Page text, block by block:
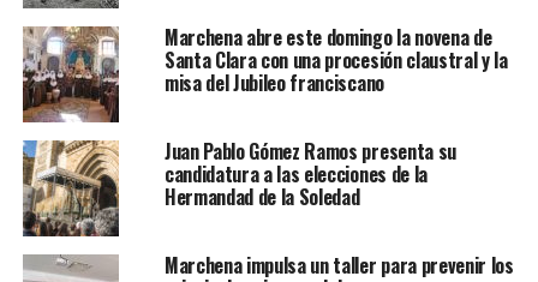
Marchena abre este domingo la novena de
Santa Clara con una procesión claustral y la
misa del Jubileo franciscano
Juan Pablo Gómez Ramos presenta su
candidatura a las elecciones de la
Hermandad de la Soledad
Marchena impulsa un taller para prevenir los